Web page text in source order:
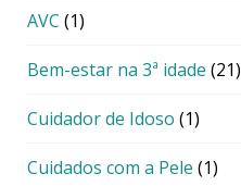
AVC (1)
Bem-estar na 3ª idade (21)
Cuidador de Idoso (1)
Cuidados com a Pele (1)